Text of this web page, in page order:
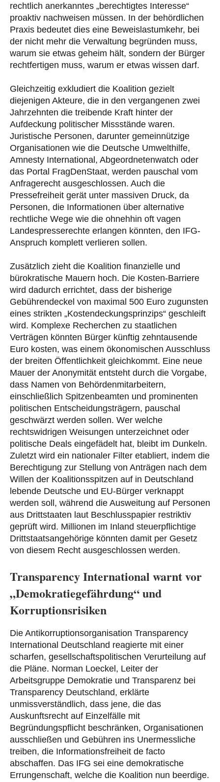
rechtlich anerkanntes „berechtigtes Interesse“
proaktiv nachweisen müssen. In der behördlichen
Praxis bedeutet dies eine Beweislastumkehr, bei
der nicht mehr die Verwaltung begründen muss,
warum sie etwas geheim hält, sondern der Bürger
rechtfertigen muss, warum er etwas wissen darf.
Gleichzeitig exkludiert die Koalition gezielt
diejenigen Akteure, die in den vergangenen zwei
Jahrzehnten die treibende Kraft hinter der
Aufdeckung politischer Missstände waren.
Juristische Personen, darunter gemeinnützige
Organisationen wie die Deutsche Umwelthilfe,
Amnesty International, Abgeordnetenwatch oder
das Portal FragDenStaat, werden pauschal vom
Anfragerecht ausgeschlossen. Auch die
Pressefreiheit gerät unter massiven Druck, da
Personen, die Informationen über alternative
rechtliche Wege wie die ohnehhin oft vagen
Landespresserechte erlangen könnten, den IFG-
Anspruch komplett verlieren sollen.
Zusätzlich zieht die Koalition finanzielle und
bürokratische Mauern hoch. Die Kosten-Barriere
wird dadurch errichtet, dass der bisherige
Gebührendeckel von maximal 500 Euro zugunsten
eines strikten „Kostendeckungsprinzips“ geschleift
wird. Komplexe Recherchen zu staatlichen
Verträgen könnten Bürger künftig zehntausende
Euro kosten, was einem ökonomischen Ausschluss
der breiten Öffentlichkeit gleichkommt. Eine neue
Mauer der Anonymität entsteht durch die Vorgabe,
dass Namen von Behördenmitarbeitern,
einschließlich Spitzenbeamten und prominenten
politischen Entscheidungsträgern, pauschal
geschwärzt werden sollen. Wer welche
rechtswidrigen Weisungen unterzeichnet oder
politische Deals eingefädelt hat, bleibt im Dunkeln.
Zuletzt wird ein nationaler Filter etabliert, indem die
Berechtigung zur Stellung von Anträgen nach dem
Willen der Koalitionsspitzen auf in Deutschland
lebende Deutsche und EU-Bürger verknappt
werden soll, während die Ausweitung auf Personen
aus Drittstaaten laut Beschlusspapier restriktiv
geprüft wird. Millionen im Inland steuerpflichtige
Drittstaatsangehörige könnten damit per Gesetz
von diesem Recht ausgeschlossen werden.
Transparency International warnt vor
„Demokratiegefährdung“ und
Korruptionsrisiken
Die Antikorruptionsorganisation Transparency
International Deutschland reagierte mit einer
scharfen, gesellschaftspolitischen Verurteilung auf
die Pläne. Norman Loeckel, Leiter der
Arbeitsgruppe Demokratie und Transparenz bei
Transparency Deutschland, erklärte
unmissverständlich, dass jene, die das
Auskunftsrecht auf Einzelfälle mit
Begründungspflicht beschränken, Organisationen
ausschließen und Gebühren ins Unermessliche
treiben, die Informationsfreiheit de facto
abschaffen. Das IFG sei eine demokratische
Errungenschaft, welche die Koalition nun beerdige.